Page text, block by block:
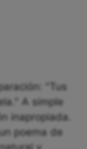
"Tus
A simple
inapropiada.
poema de